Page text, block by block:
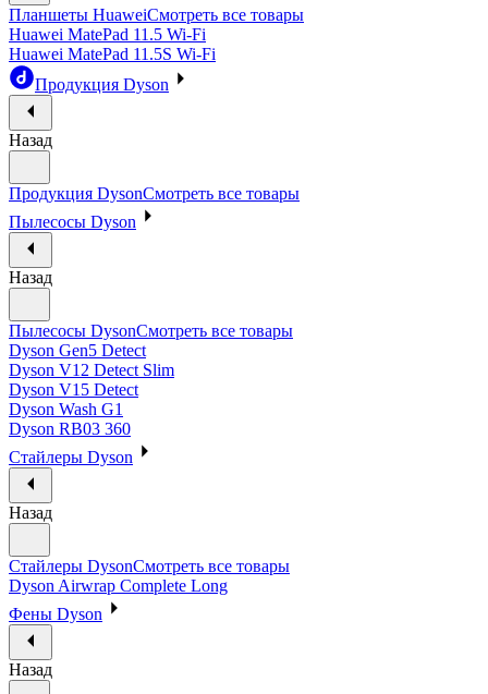
Планшеты HuaweiСмотреть все товары
Huawei MatePad 11.5 Wi-Fi
Huawei MatePad 11.5S Wi-Fi
Продукция Dyson
Назад
Продукция DysonСмотреть все товары
Пылесосы Dyson
Назад
Пылесосы DysonСмотреть все товары
Dyson Gen5 Detect
Dyson V12 Detect Slim
Dyson V15 Detect
Dyson Wash G1
Dyson RB03 360
Стайлеры Dyson
Назад
Стайлеры DysonСмотреть все товары
Dyson Airwrap Complete Long
Фены Dyson
Назад